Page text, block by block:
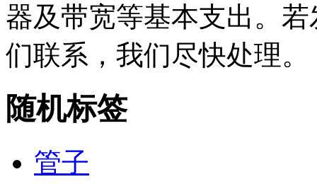
器及带宽等基本支出。
们联系，我们尽快处理。
随机标签
管子